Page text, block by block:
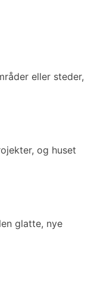
eller steder,
og huset
glatte, nye